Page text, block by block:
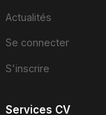
Actualités
Se connecter
S'inscrire
Services CV